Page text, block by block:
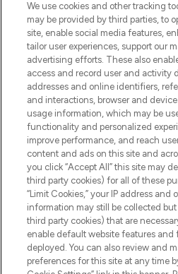
Bądź pierwszą osobą,
najnowszych
uznanych marek,
otrzyma ekskluzywne
z Sunday
Zgoda na pliki
Do Not Sell or
POMOC &
WAŻNE
We use cookies and other tracking
may be provided by third parties, to
site, enable social media features,
tailor user experiences, support our
advertising efforts. These also
access and record user and activity
addresses and online identifiers,
and interactions, browser and
usage information, which may be
functionality and personalized
improve performance, and reach
content and ads on this site and
you click “Accept All” this site may
third party cookies) for all of these
“Limit Cookies,” your IP address and
information may still be collected
third party cookies) that are
enable default website features
deployed. You can also review and
preferences for this site at any time